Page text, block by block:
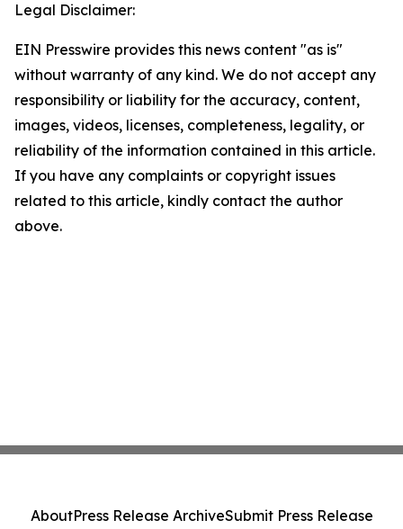
Legal Disclaimer:
EIN Presswire provides this news content "as is"
without warranty of any kind. We do not accept any
responsibility or liability for the accuracy, content,
images, videos, licenses, completeness, legality, or
reliability of the information contained in this article.
If you have any complaints or copyright issues
related to this article, kindly contact the author
above.
AboutPress Release ArchiveSubmit Press Release